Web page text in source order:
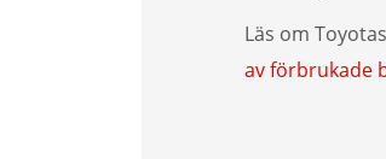
Läs om Toyotas
av förbrukade